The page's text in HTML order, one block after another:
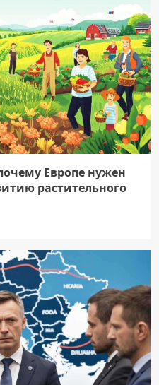
Европе нужен
растительного